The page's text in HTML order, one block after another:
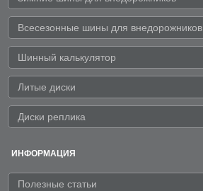
Всесезонные шины для внедорожников
Шинный калькулятор
Литые диски
Диски реплика
ИНФОРМАЦИЯ
Полезные статьи